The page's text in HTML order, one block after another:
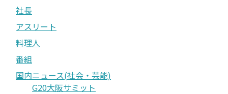
社長
アスリート
料理人
番組
国内ニュース(社会・芸能)
G20大阪サミット